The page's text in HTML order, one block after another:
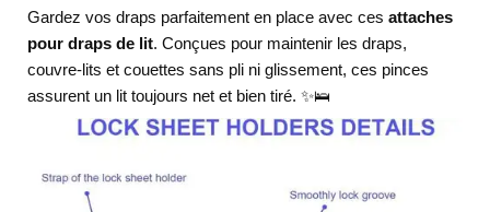
Gardez vos draps parfaitement en place avec ces attaches
pour draps de lit. Conçues pour maintenir les draps,
couvre-lits et couettes sans pli ni glissement, ces pinces
assurent un lit toujours net et bien tiré. ✨🛌